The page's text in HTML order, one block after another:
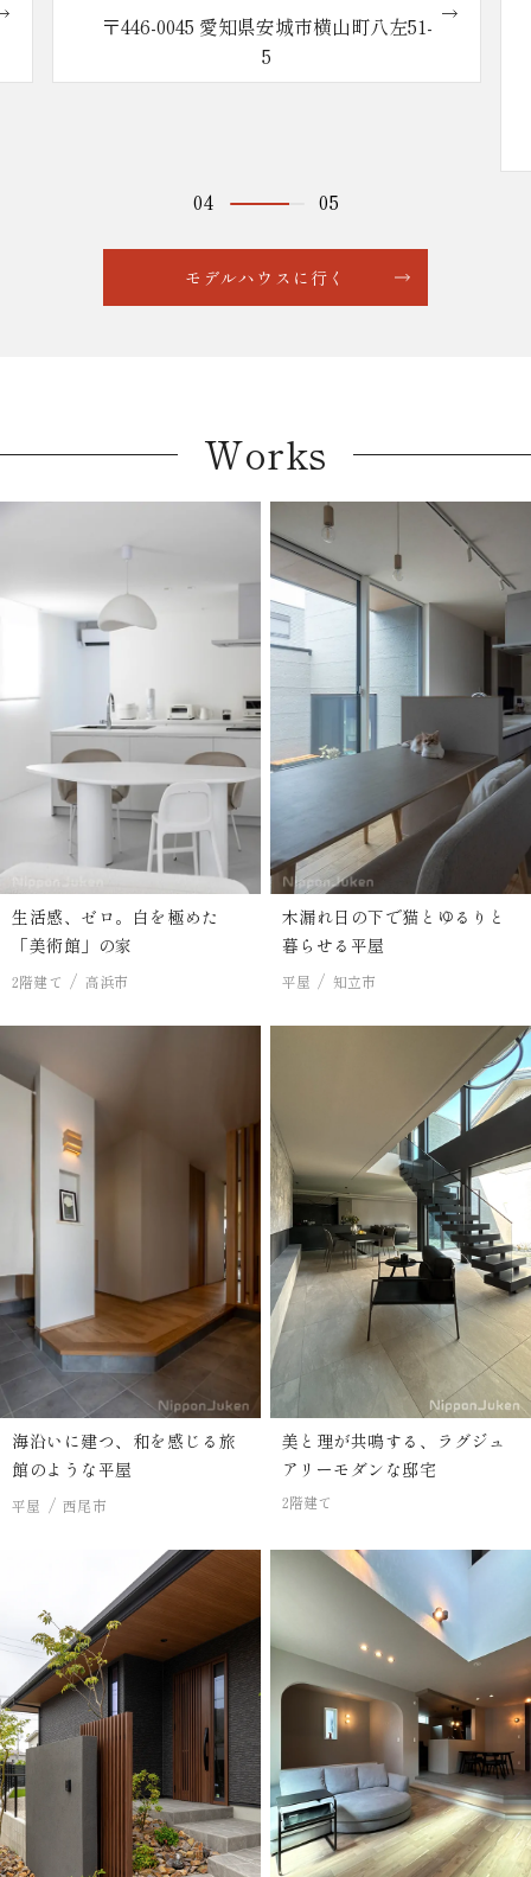
〒446-0045 愛知県安城市横山町八左51-
5
04 05
モデルハウスに行く
Works
生活感、ゼロ。白を極めた
「美術館」の家
2階建て 高浜市
木漏れ日の下で猫とゆるりと
暮らせる平屋
平屋 知立市
海沿いに建つ、和を感じる旅
館のような平屋
平屋 西尾市
美と理が共鳴する、ラグジュ
アリーモダンな邸宅
2階建て